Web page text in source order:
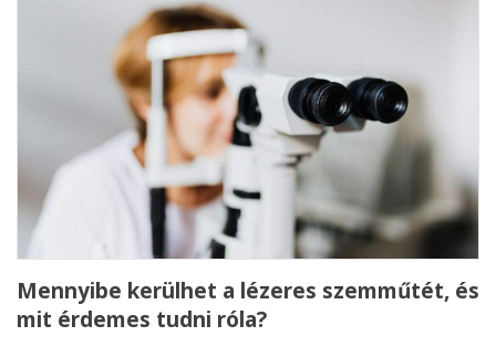
Mennyibe kerülhet a lézeres szemműtét, és
mit érdemes tudni róla?